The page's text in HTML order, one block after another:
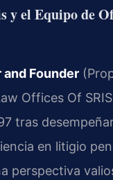
y el Equipo de
and Founder
Offices Of
tras
en litigio
perspectiva